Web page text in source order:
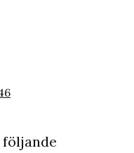
följande